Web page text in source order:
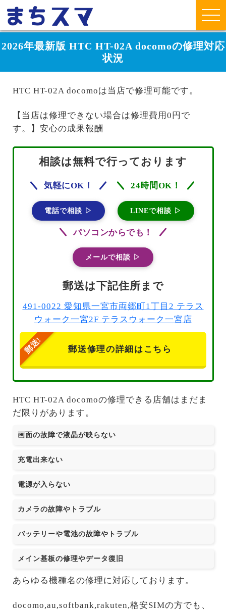
2026年最新版 HTC HT-02A docomoの修理対応
状況
HTC HT-02A docomoは当店で修理可能です。
【当店は修理できない場合は修理費用0円で
す。】安心の成果報酬
相談は無料で行っております
気軽にOK！
電話で相談 ▷
24時間OK！
LINEで相談 ▷
パソコンからでも！
メールで相談 ▷
郵送は下記住所まで
491-0022 愛知県一宮市両郷町1丁目2 テラス
ウォーク一宮2F テラスウォーク一宮店
郵送修理の詳細はこちら
HTC HT-02A docomoの修理できる店舗はまだま
だ限りがあります。
画面の故障で液晶が映らない
充電出来ない
電源が入らない
カメラの故障やトラブル
バッテリーや電池の故障やトラブル
メイン基板の修理やデータ復旧
あらゆる機種名の修理に対応しております。
docomo,au,softbank,rakuten,格安SIMの方でも、